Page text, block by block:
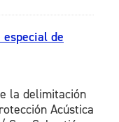
de
la delimitación
Acústica